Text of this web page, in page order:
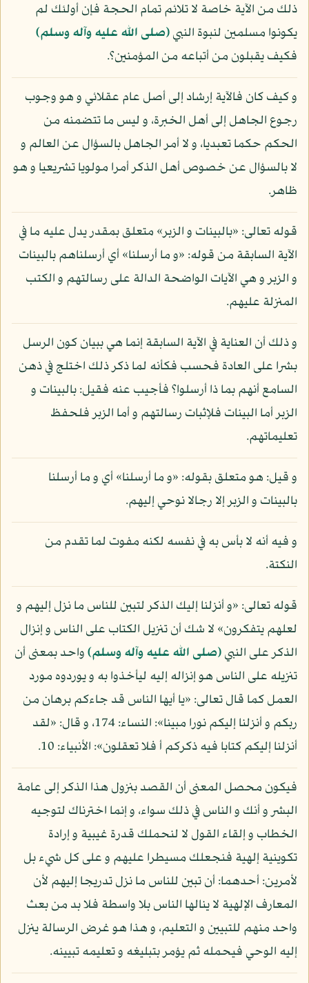
ذلك من الآية خاصة لا تلائم تمام الحجة فإن أولئك لم
يكونوا مسلمين لنبوة النبي(صلى الله عليه وآله وسلم)
فكيف يقبلون من أتباعه من المؤمنين؟.
و كيف كان فالآية إرشاد إلى أصل عام عقلائي و هو وجوب
رجوع الجاهل إلى أهل الخبرة، و ليس ما تتضمنه من
الحكم حكما تعبديا، و لا أمر الجاهل بالسؤال عن العالم و
لا بالسؤال عن خصوص أهل الذكر أمرا مولويا تشريعيا و هو
ظاهر.
قوله تعالى: «بالبينات و الزبر» متعلق بمقدر يدل عليه ما في
الآية السابقة من قوله: «و ما أرسلنا» أي أرسلناهم بالبينات
و الزبر و هي الآيات الواضحة الدالة على رسالتهم و الكتب
المنزلة عليهم.
و ذلك أن العناية في الآية السابقة إنما هي ببيان كون الرسل
بشرا على العادة فحسب فكأنه لما ذكر ذلك اختلج في ذهن
السامع أنهم بما ذا أرسلوا؟ فأجيب عنه فقيل: بالبينات و
الزبر أما البينات فلإثبات رسالتهم و أما الزبر فلحفظ
تعليماتهم.
و قيل: هو متعلق بقوله: «و ما أرسلنا» أي و ما أرسلنا
بالبينات و الزبر إلا رجالا نوحي إليهم.
و فيه أنه لا بأس به في نفسه لكنه مفوت لما تقدم من
النكتة.
قوله تعالى: «و أنزلنا إليك الذكر لتبين للناس ما نزل إليهم و
لعلهم يتفكرون» لا شك أن تنزيل الكتاب على الناس و إنزال
الذكر على النبي(صلى الله عليه وآله وسلم)واحد بمعنى أن
تنزيله على الناس هو إنزاله إليه ليأخذوا به و يوردوه مورد
العمل كما قال تعالى: «يا أيها الناس قد جاءكم برهان من
ربكم و أنزلنا إليكم نورا مبينا»: النساء: 174، و قال: «لقد
أنزلنا إليكم كتابا فيه ذكركم أ فلا تعقلون»: الأنبياء: 10.
فيكون محصل المعنى أن القصد بنزول هذا الذكر إلى عامة
البشر و أنك و الناس في ذلك سواء، و إنما اخترناك لتوجيه
الخطاب و إلقاء القول لا لنحملك قدرة غيبية و إرادة
تكوينية إلهية فنجعلك مسيطرا عليهم و على كل شيء بل
لأمرين: أحدهما: أن تبين للناس ما نزل تدريجا إليهم لأن
المعارف الإلهية لا ينالها الناس بلا واسطة فلا بد من بعث
واحد منهم للتبيين و التعليم، و هذا هو غرض الرسالة ينزل
إليه الوحي فيحمله ثم يؤمر بتبليغه و تعليمه تبيينه.